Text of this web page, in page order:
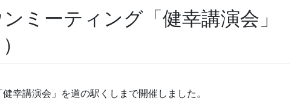
ミーティング「健幸講演会」
幸講演会」を道の駅くしまで開催しました。